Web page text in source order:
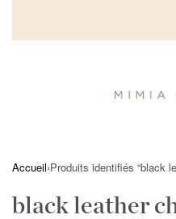
Accueil›Produits identifiés “black
black leather